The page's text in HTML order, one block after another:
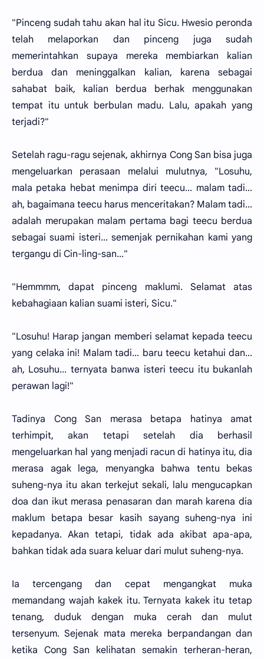
"Pinceng sudah tahu akan hal itu Sicu. Hwesio peronda
telah melaporkan dan pinceng juga sudah
memerintahkan supaya mereka membiarkan kalian
berdua dan meninggalkan kalian, karena sebagai
sahabat baik, kalian berdua berhak menggunakan
tempat itu untuk berbulan madu. Lalu, apakah yang
terjadi?"
Setelah ragu-ragu sejenak, akhirnya Cong San bisa juga
mengeluarkan perasaan melalui mulutnya, "Losuhu,
mala petaka hebat menimpa diri teecu... malam tadi...
ah, bagaimana teecu harus menceritakan? Malam tadi...
adalah merupakan malam pertama bagi teecu berdua
sebagai suami isteri... semenjak pernikahan kami yang
tergangu di Cin-ling-san..."
"Hemmmm, dapat pinceng maklumi. Selamat atas
kebahagiaan kalian suami isteri, Sicu."
"Losuhu! Harap jangan memberi selamat kepada teecu
yang celaka ini! Malam tadi... baru teecu ketahui dan...
ah, Losuhu... ternyata banwa isteri teecu itu bukanlah
perawan lagi!"
Tadinya Cong San merasa betapa hatinya amat
terhimpit, akan tetapi setelah dia berhasil
mengeluarkan hal yang menjadi racun di hatinya itu, dia
merasa agak lega, menyangka bahwa tentu bekas
suheng-nya itu akan terkejut sekali, lalu mengucapkan
doa dan ikut merasa penasaran dan marah karena dia
maklum betapa besar kasih sayang suheng-nya ini
kepadanya. Akan tetapi, tidak ada akibat apa-apa,
bahkan tidak ada suara keluar dari mulut suheng-nya.
Ia tercengang dan cepat mengangkat muka
memandang wajah kakek itu. Ternyata kakek itu tetap
tenang, duduk dengan muka cerah dan mulut
tersenyum. Sejenak mata mereka berpandangan dan
ketika Cong San kelihatan semakin terheran-heran,